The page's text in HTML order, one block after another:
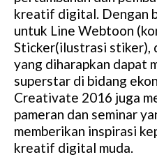
kreatif digital. Dengan
untuk Line Webtoon
Sticker(ilustrasi stiker),
yang diharapkan dapat
superstar di bidang
Creativate 2016 juga
pameran dan seminar
memberikan inspirasi
kreatif digital muda.